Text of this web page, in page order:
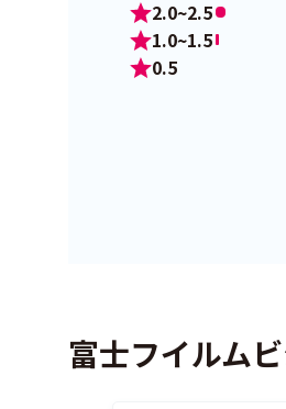
2.0~2.5
1.0~1.5
0.5
富士フイルム